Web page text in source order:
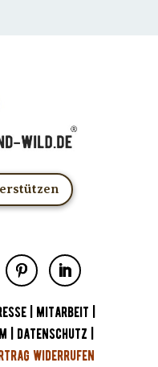
| MITARBEIT
DATENSCHUTZ
WIDERRUFEN